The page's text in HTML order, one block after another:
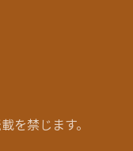
を禁じます。